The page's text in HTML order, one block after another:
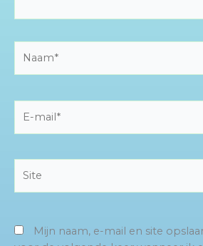
mail*
Mijn naam, e-mail en site